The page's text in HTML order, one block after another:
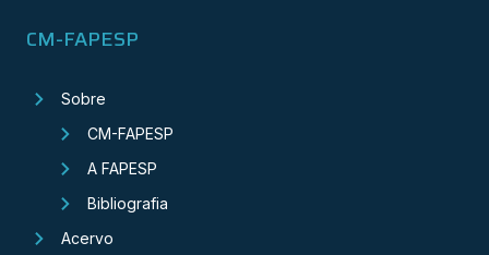
CM-FAPESP
Sobre
CM-FAPESP
A FAPESP
Bibliografia
Acervo